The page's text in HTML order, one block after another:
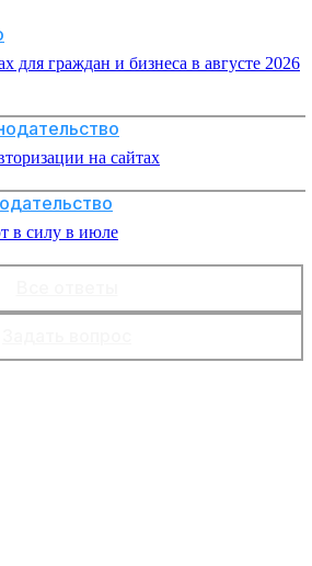
для граждан и бизнеса в августе 2026
на сайтах
в силу в июле